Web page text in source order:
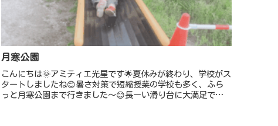
月寒公園
こんにちは🌞アミティエ光星です🌟夏休みが終わり、学校がス
タートしましたね😊暑さ対策で短縮授業の学校も多く、ふら
っと月寒公園まで行きました〜😊長ーい滑り台に大満足でし